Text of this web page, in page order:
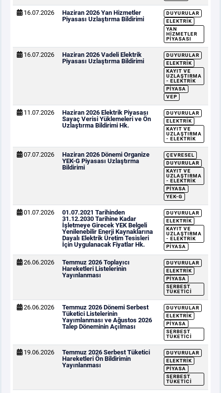
16.07.2026
Haziran 2026 Yan Hizmetler
Piyasası Uzlaştırma Bildirimi
DUYURULAR
ELEKTRIK
YAN
HIZMETLER
PIYASASI
16.07.2026
Haziran 2026 Vadeli Elektrik
Piyasası Uzlaştırma Bildirimi
DUYURULAR
ELEKTRIK
KAYIT VE
UZLAŞTIRMA
- ELEKTRIK
PIYASA
VEP
11.07.2026
Haziran 2026 Elektrik Piyasası
Sayaç Verisi Yüklemeleri ve Ön
Uzlaştırma Bildirimi Hk.
DUYURULAR
ELEKTRIK
KAYIT VE
UZLAŞTIRMA
- ELEKTRIK
07.07.2026
Haziran 2026 Dönemi Organize
YEK-G Piyasası Uzlaştırma
Bildirimi
ÇEVRESEL
DUYURULAR
KAYIT VE
UZLAŞTIRMA
- ELEKTRIK
PIYASA
YEK-G
01.07.2026
01.07.2021 Tarihinden
31.12.2030 Tarihine Kadar
İşletmeye Girecek YEK Belgeli
Yenilenebilir Enerji Kaynaklarına
Dayalı Elektrik Üretim Tesisleri
İçin Uygulanacak Fiyatlar Hk.
DUYURULAR
ELEKTRIK
KAYIT VE
UZLAŞTIRMA
- ELEKTRIK
PIYASA
26.06.2026
Temmuz 2026 Toplayıcı
Hareketleri Listelerinin
Yayınlanması
DUYURULAR
ELEKTRIK
PIYASA
SERBEST
TÜKETICI
26.06.2026
Temmuz 2026 Dönemi Serbest
Tüketici Listelerinin
Yayımlanması ve Ağustos 2026
Talep Döneminin Açılması
DUYURULAR
ELEKTRIK
PIYASA
SERBEST
TÜKETICI
19.06.2026
Temmuz 2026 Serbest Tüketici
Hareketleri Ön Bildirimin
Yayınlanması
DUYURULAR
ELEKTRIK
PIYASA
SERBEST
TÜKETICI